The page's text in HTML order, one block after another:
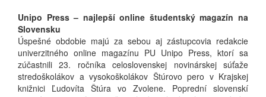
Unipo Press – najlepší online študentský magazín na
Slovensku
Úspešné obdobie majú za sebou aj zástupcovia redakcie
univerzitného online magazínu PU Unipo Press, ktorí sa
zúčastnili 23. ročníka celoslovenskej novinárskej súťaže
stredoškolákov a vysokoškolákov Štúrovo pero v Krajskej
knižnici Ľudovíta Štúra vo Zvolene. Poprední slovenskí